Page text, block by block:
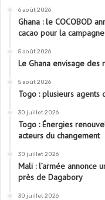
6 août 2026
Ghana : le COCOBOD
cacao pour la
5 août 2026
Le Ghana envisage
5 août 2026
Togo : plusieurs agents
30 juillet 2026
Togo : Énergies
acteurs du changement
30 juillet 2026
Mali : l’armée annonce
près de Dagabory
30 juillet 2026